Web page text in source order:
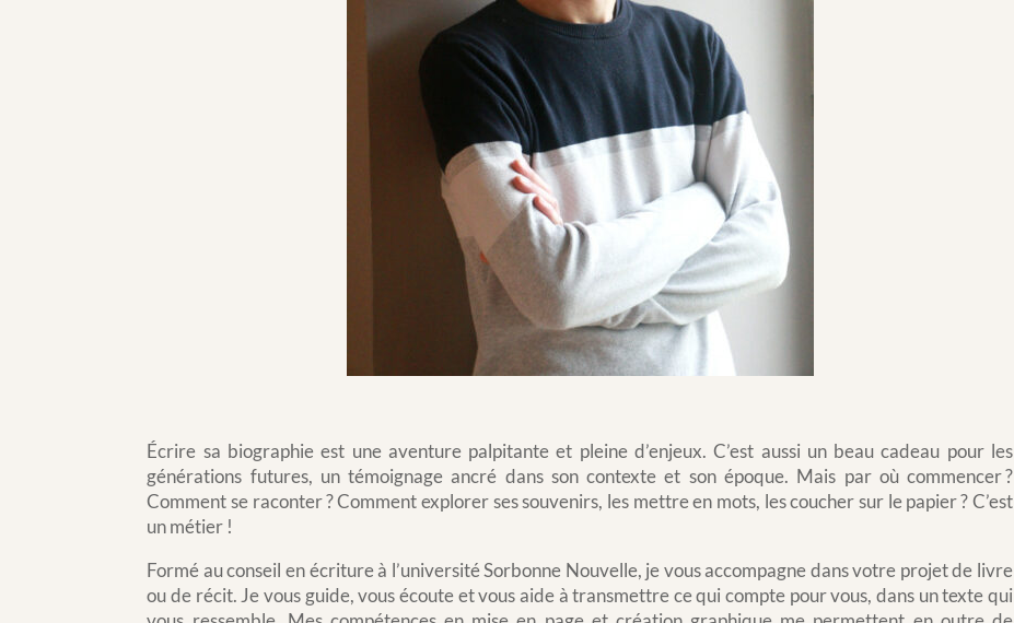
Écrire sa biographie est une aventure palpitante et pleine d’enjeux. C’est aussi un beau cadeau pour les
générations futures, un témoignage ancré dans son contexte et son époque. Mais par où commencer ?
Comment se raconter ? Comment explorer ses souvenirs, les mettre en mots, les coucher sur le papier ? C’est
un métier !
Formé au conseil en écriture à l’université Sorbonne Nouvelle, je vous accompagne dans votre projet de livre
ou de récit. Je vous guide, vous écoute et vous aide à transmettre ce qui compte pour vous, dans un texte qui